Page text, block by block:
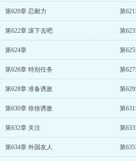
第620章 忍耐力 第
第622章 滚下去吧 第
第624章 第
第626章 特别任务 第
第628章 准备诱敌 第
第630章 徐徐诱敌 第
第632章 关注 第
第634章 外国友人 第